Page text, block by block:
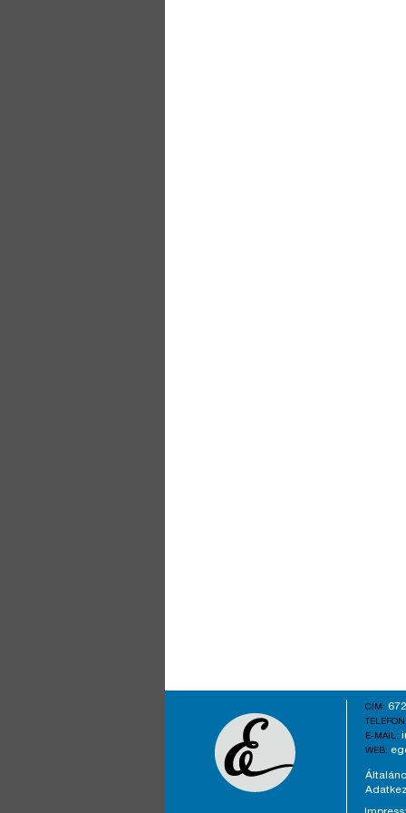
CÍM:
TELEFON:
E-MAIL:
WEB: